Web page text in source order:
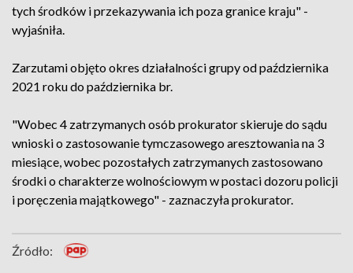
tych środków i przekazywania ich poza granice kraju" -
wyjaśniła.
Zarzutami objęto okres działalności grupy od października
2021 roku do października br.
"Wobec 4 zatrzymanych osób prokurator skieruje do sądu
wnioski o zastosowanie tymczasowego aresztowania na 3
miesiące, wobec pozostałych zatrzymanych zastosowano
środki o charakterze wolnościowym w postaci dozoru policji
i poręczenia majątkowego" - zaznaczyła prokurator.
Źródło: